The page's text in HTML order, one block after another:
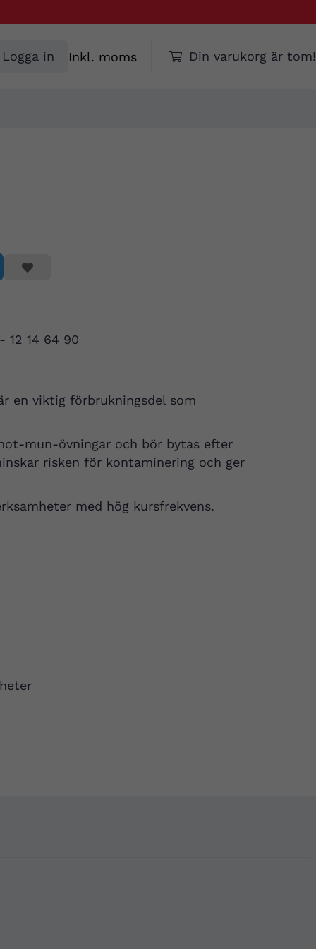
Logga in
Välj
Din varukorg är tom!
12 14 64 90
en viktig förbrukningsdel som
mun-övningar och bör bytas efter
risken för kontaminering och ger
med hög kursfrekvens.